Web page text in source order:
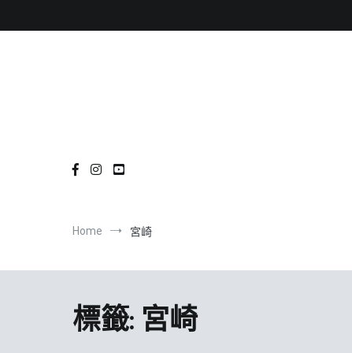
Home 宮崎
標籤: 宮崎